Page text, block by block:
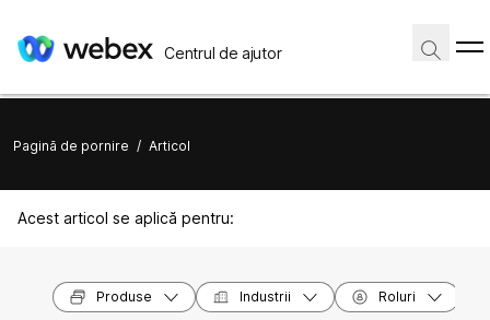
Centrul de ajutor
Pagină de pornire / Articol
Acest articol se aplică pentru:
Produse Industrii Roluri